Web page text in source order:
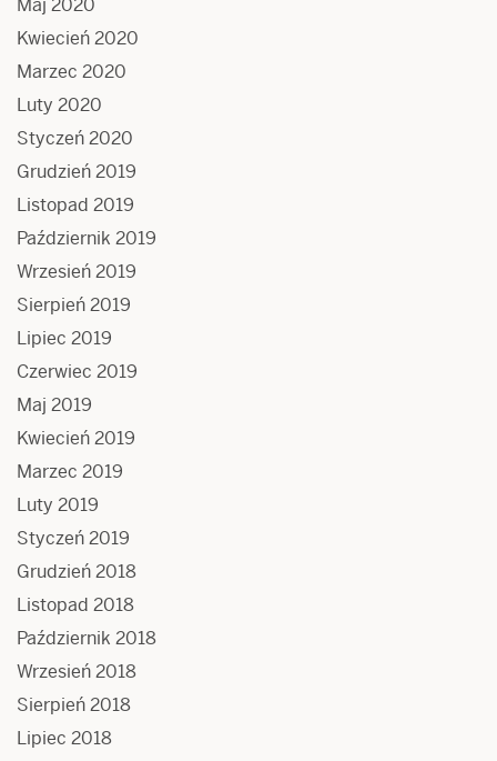
Maj 2020
Kwiecień 2020
Marzec 2020
Luty 2020
Styczeń 2020
Grudzień 2019
Listopad 2019
Październik 2019
Wrzesień 2019
Sierpień 2019
Lipiec 2019
Czerwiec 2019
Maj 2019
Kwiecień 2019
Marzec 2019
Luty 2019
Styczeń 2019
Grudzień 2018
Listopad 2018
Październik 2018
Wrzesień 2018
Sierpień 2018
Lipiec 2018